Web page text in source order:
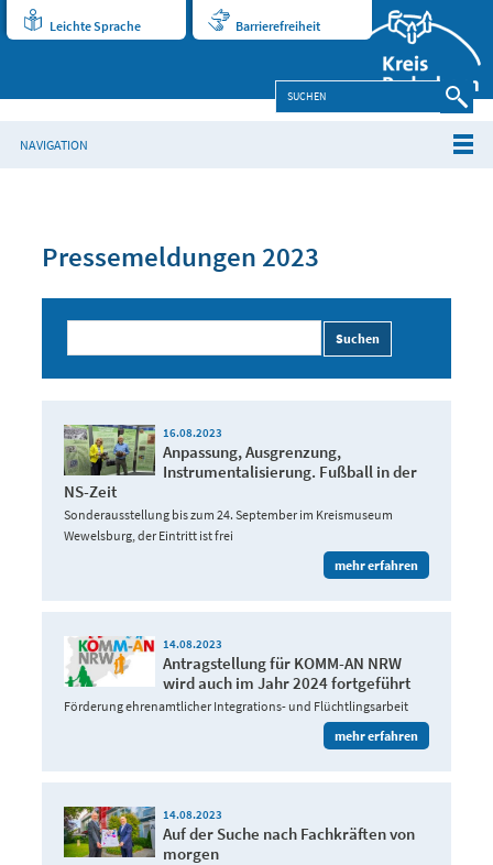
Leichte Sprache Barrierefreiheit
NAVIGATION
Pressemeldungen 2023
Suchen
16.08.2023
Anpassung, Ausgrenzung,
Instrumentalisierung. Fußball in der
NS-Zeit
Sonderausstellung bis zum 24. September im Kreismuseum
Wewelsburg, der Eintritt ist frei
mehr erfahren
14.08.2023
Antragstellung für KOMM-AN NRW
wird auch im Jahr 2024 fortgeführt
Förderung ehrenamtlicher Integrations- und Flüchtlingsarbeit
mehr erfahren
14.08.2023
Auf der Suche nach Fachkräften von
morgen